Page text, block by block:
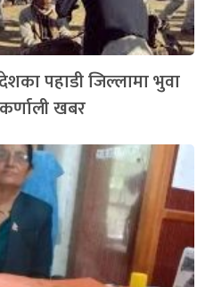
पहाडी जिल्लामा भुवा
खबर